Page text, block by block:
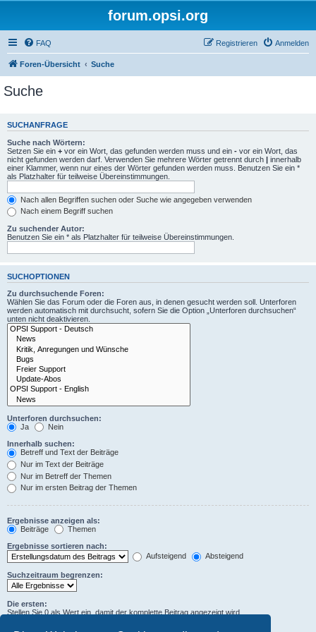
forum.opsi.org
FAQ Anmelden
Registrieren
Foren-Übersicht Suche
Suche
SUCHANFRAGE
Suche nach Wörtern:
Setzen Sie ein + vor ein Wort, das gefunden werden muss und ein - vor ein Wort, das
nicht gefunden werden darf. Verwenden Sie mehrere Wörter getrennt durch | innerhalb
einer Klammer, wenn nur eines der Wörter gefunden werden muss. Benutzen Sie ein *
als Platzhalter für teilweise Übereinstimmungen.
Nach allen Begriffen suchen oder Suche wie angegeben verwenden
Nach einem Begriff suchen
Zu suchender Autor:
Benutzen Sie ein * als Platzhalter für teilweise Übereinstimmungen.
SUCHOPTIONEN
Zu durchsuchende Foren:
Wählen Sie das Forum oder die Foren aus, in denen gesucht werden soll. Unterforen
werden automatisch mit durchsucht, sofern Sie die Option „Unterforen durchsuchen“
unten nicht deaktivieren.
Unterforen durchsuchen:
Ja
Nein
Innerhalb suchen:
Betreff und Text der Beiträge
Nur im Text der Beiträge
Nur im Betreff der Themen
Nur im ersten Beitrag der Themen
Ergebnisse anzeigen als:
Beiträge
Themen
Ergebnisse sortieren nach:
Aufsteigend
Absteigend
Suchzeitraum begrenzen:
Die ersten:
Stellen Sie 0 als Wert ein, damit der komplette Beitrag angezeigt wird.